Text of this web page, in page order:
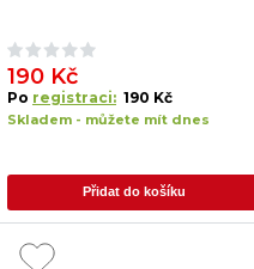
190 Kč
Po registraci: 190 Kč
Skladem - můžete mít dnes
Přidat do košíku